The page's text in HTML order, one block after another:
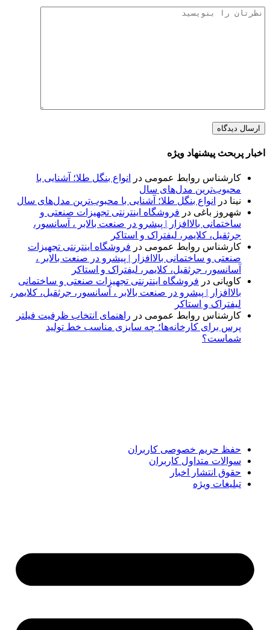
اخبار پربحث پیشنهاد ویژه
کارشناس روابط عمومی در
انواع بنگل طلا؛ آشنایی با
محبوب‌ترین مدل‌های سال
نینا در
انواع بنگل طلا؛ آشنایی با محبوب‌ترین مدل‌های سال
شهروز باغی در فروشگاه اینترنتی تجهیزات صنعتی و
ساختمانی بالاافزار | پیشرو در صنعت بالابر ، آسانسور،
جرثقیل، کلایمر، لیفتراک و استاکر
کارشناس روابط عمومی در فروشگاه اینترنتی تجهیزات
صنعتی و ساختمانی بالاافزار | پیشرو در صنعت بالابر ،
آسانسور، جرثقیل، کلایمر، لیفتراک و استاکر
کاویانی در فروشگاه اینترنتی تجهیزات صنعتی و ساختمانی
بالاافزار | پیشرو در صنعت بالابر ، آسانسور، جرثقیل، کلایمر،
لیفتراک و استاکر
کارشناس روابط عمومی در راهنمای انتخاب ظرفیت فیلتر
پرس برای کارخانه‌ها؛ چه سایزی مناسب خط تولید
شماست؟
حفظ حریم خصوصی کاربران
سوالات متداول کاربران
حقوق انتشار اخبار
تبلیغات ویژه